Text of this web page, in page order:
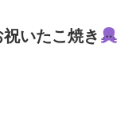
いたこ焼き